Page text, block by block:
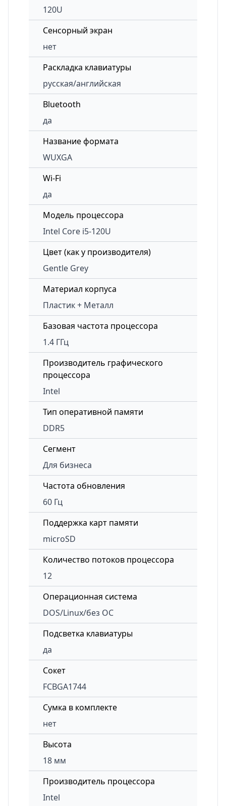
120U
Сенсорный экран
нет
Раскладка клавиатуры
русская/английская
Bluetooth
да
Название формата
WUXGA
Wi-Fi
да
Модель процессора
Intel Core i5-120U
Цвет (как у производителя)
Gentle Grey
Материал корпуса
Пластик + Металл
Базовая частота процессора
1.4 ГГц
Производитель графического
процессора
Intel
Тип оперативной памяти
DDR5
Сегмент
Для бизнеса
Частота обновления
60 Гц
Поддержка карт памяти
microSD
Количество потоков процессора
12
Операционная система
DOS/Linux/без ОС
Подсветка клавиатуры
да
Сокет
FCBGA1744
Сумка в комплекте
нет
Высота
18 мм
Производитель процессора
Intel